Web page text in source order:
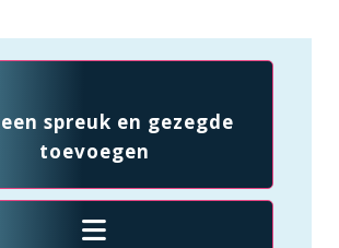
spreuk en gezegde
toevoegen